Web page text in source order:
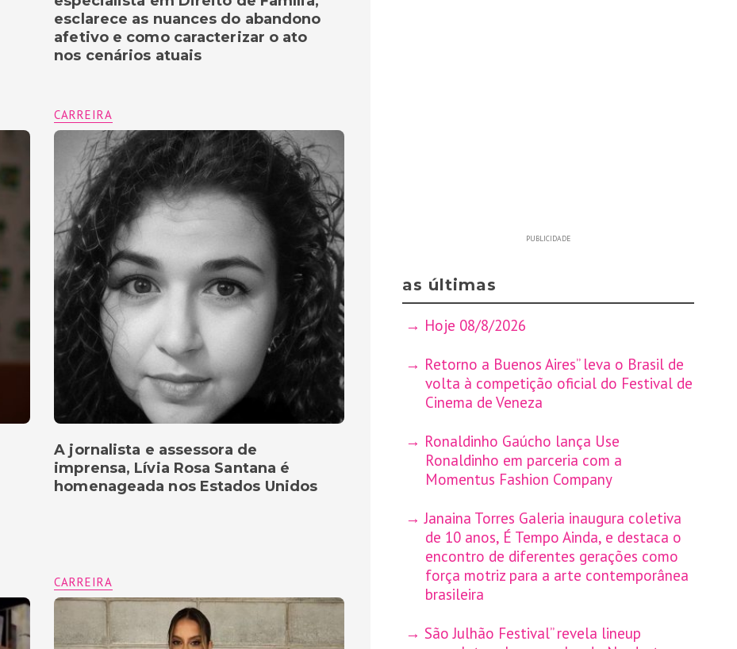
esclarece as nuances do abandono
afetivo e como caracterizar o ato
nos cenários atuais
CARREIRA
A jornalista e assessora de
imprensa, Lívia Rosa Santana é
homenageada nos Estados Unidos
CARREIRA
PUBLICIDADE
as últimas
Hoje 08/8/2026
Retorno a Buenos Aires” leva o Brasil de
volta à competição oficial do Festival de
Cinema de Veneza
Ronaldinho Gaúcho lança Use
Ronaldinho em parceria com a
Momentus Fashion Company
Janaina Torres Galeria inaugura coletiva
de 10 anos, É Tempo Ainda, e destaca o
encontro de diferentes gerações como
força motriz para a arte contemporânea
brasileira
São Julhão Festival” revela lineup